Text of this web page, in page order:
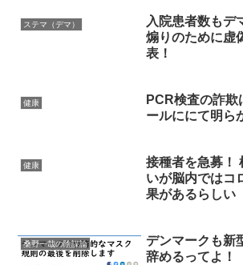
ステマ（デマ）
入院患者数もデ
煽りのために虚
表！
健康
PCR検査の詐欺
ールににて明ら
健康
接種者を急募！
いが脳内ではコ
果があるらしい
桑野一哉の陰謀論
デンマークも新
辞めるってよ！